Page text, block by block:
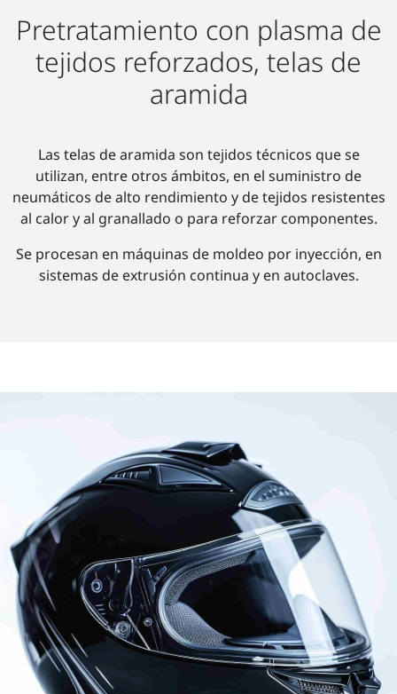
Pretratamiento con plasma de
tejidos reforzados, telas de
aramida
Las telas de aramida son tejidos técnicos que se
utilizan, entre otros ámbitos, en el suministro de
neumáticos de alto rendimiento y de tejidos resistentes
al calor y al granallado o para reforzar componentes.
Se procesan en máquinas de moldeo por inyección, en
sistemas de extrusión continua y en autoclaves.